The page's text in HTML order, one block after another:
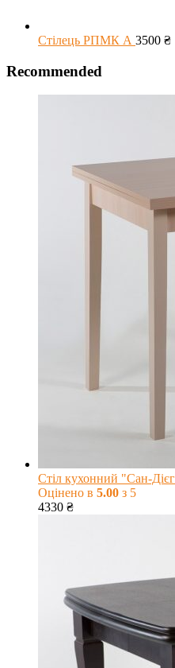
Стілець РПМК А 3500 ₴
Recommended
Стіл кухонний "Сан-
Оцінено в 5.00 з 5
4330 ₴